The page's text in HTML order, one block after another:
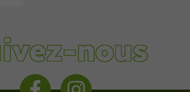
nous